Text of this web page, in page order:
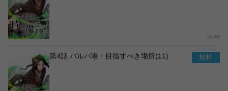
232
第4話 パルバ港・目指すべき場所(11)